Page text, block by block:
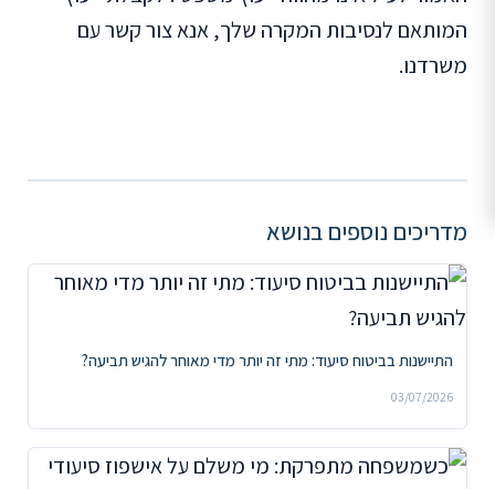
המותאם לנסיבות המקרה שלך, אנא צור קשר עם
משרדנו.
מדריכים נוספים בנושא
התיישנות בביטוח סיעוד: מתי זה יותר מדי מאוחר להגיש תביעה?
03/07/2026